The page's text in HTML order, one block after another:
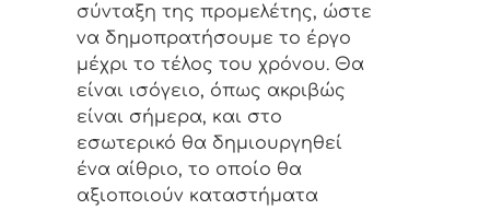
σύνταξη της προμελέτης, ώστε
να δημοπρατήσουμε το έργο
μέχρι το τέλος του χρόνου. Θα
είναι ισόγειο, όπως ακριβώς
είναι σήμερα, και στο
εσωτερικό θα δημιουργηθεί
ένα αίθριο, το οποίο θα
αξιοποιούν καταστήματα